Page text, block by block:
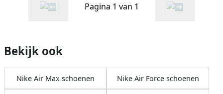
Pagina 1 van 1
Bekijk ook
Nike Air Max schoenen Nike Air Force schoenen